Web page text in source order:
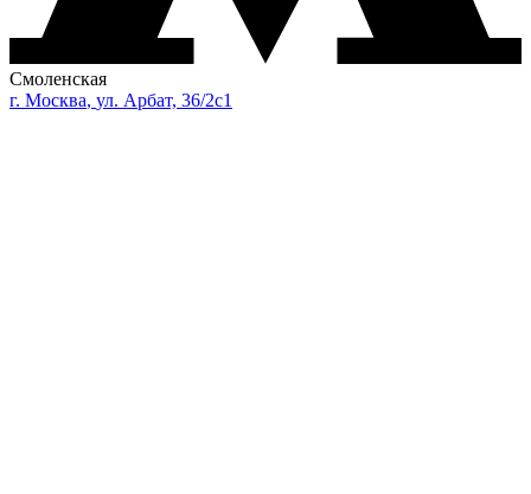
Смоленская
г. Москва, ул. Арбат, 36/2с1